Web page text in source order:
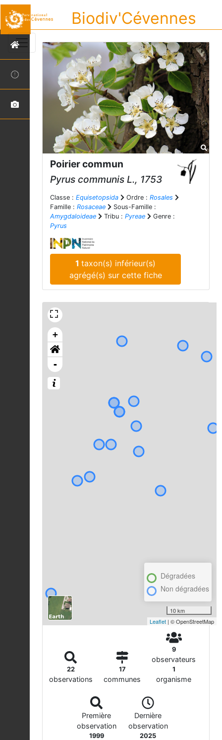
Biodiv'Cévennes
Poirier commun
Pyrus communis L., 1753
Classe : Equisetopsida Ordre : Rosales
Famille : Rosaceae
Sous-Famille :
Amygdaloideae
Tribu : Pyreae
Genre :
Pyrus
1taxon(s) inférieur(s)
agrégé(s) sur cette fiche
+
-
Dégradées
Non dégradées
10 km
Leaflet | © OpenStreetMap
22
observations
17
communes
9
observateurs
1
organisme
Première
observation
1999
Dernière
observation
2025